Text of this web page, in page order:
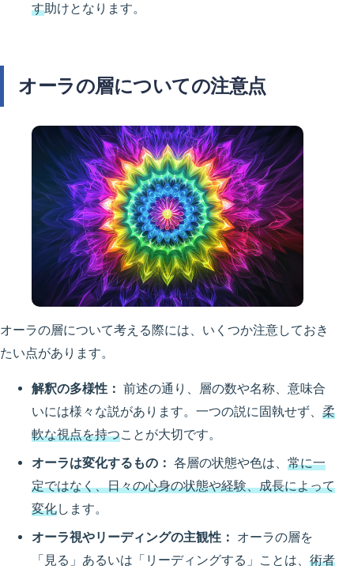
す助けとなります。
オーラの層についての注意点
オーラの層について考える際には、いくつか注意しておき
たい点があります。
解釈の多様性： 前述の通り、層の数や名称、意味合
いには様々な説があります。一つの説に固執せず、 柔
軟な視点を持つことが大切です。
オーラは変化するもの： 各層の状態や色は、 常に一
定ではなく、日々の心身の状態や経験、成長によって
変化します。
オーラ視やリーディングの主観性： オーラの層を
「見る」あるいは「リーディングする」ことは、 術者